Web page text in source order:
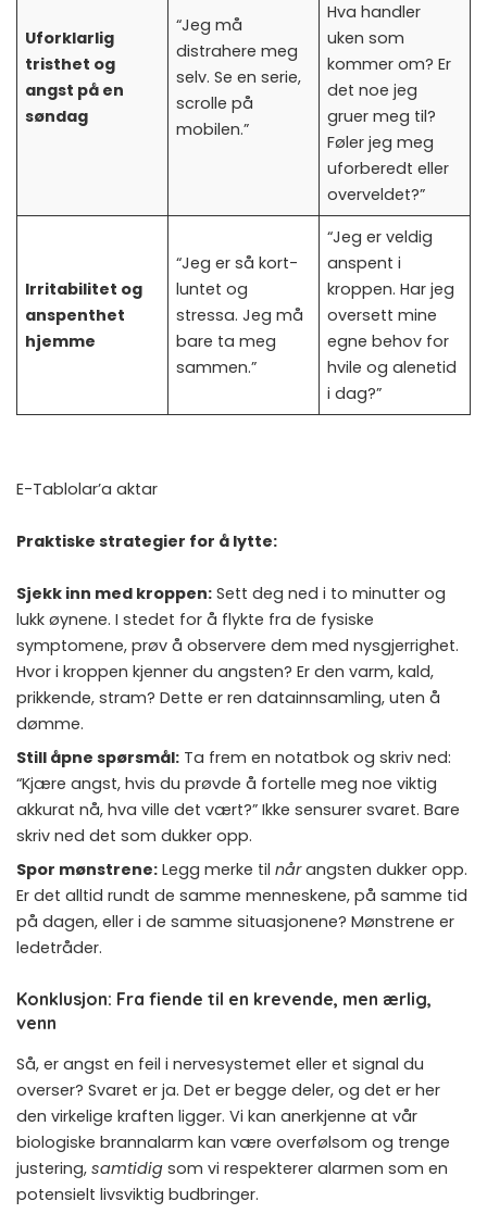
Uforklarlig
tristhet og
angst på en
søndag
“Jeg må
distrahere meg
selv. Se en serie,
scrolle på
mobilen.”
Hva handler
uken som
kommer om? Er
det noe jeg
gruer meg til?
Føler jeg meg
uforberedt eller
overveldet?”
Irritabilitet og
anspenthet
hjemme
“Jeg er så kort-
luntet og
stressa. Jeg må
bare ta meg
sammen.”
“Jeg er veldig
anspent i
kroppen. Har jeg
oversett mine
egne behov for
hvile og alenetid
i dag?”
E-Tablolar’a aktar
Praktiske strategier for å lytte:
Sjekk inn med kroppen: Sett deg ned i to minutter og
lukk øynene. I stedet for å flykte fra de fysiske
symptomene, prøv å observere dem med nysgjerrighet.
Hvor i kroppen kjenner du angsten? Er den varm, kald,
prikkende, stram? Dette er ren datainnsamling, uten å
dømme.
Still åpne spørsmål: Ta frem en notatbok og skriv ned:
“Kjære angst, hvis du prøvde å fortelle meg noe viktig
akkurat nå, hva ville det vært?” Ikke sensurer svaret. Bare
skriv ned det som dukker opp.
Spor mønstrene: Legg merke til nårangsten dukker opp.
Er det alltid rundt de samme menneskene, på samme tid
på dagen, eller i de samme situasjonene? Mønstrene er
ledetråder.
Konklusjon: Fra fiende til en krevende, men ærlig,
venn
Så, er angst en feil i nervesystemet eller et signal du
overser? Svaret er ja. Det er begge deler, og det er her
den virkelige kraften ligger. Vi kan anerkjenne at vår
biologiske brannalarm kan være overfølsom og trenge
justering, samtidig som vi respekterer alarmen som en
potensielt livsviktig budbringer.